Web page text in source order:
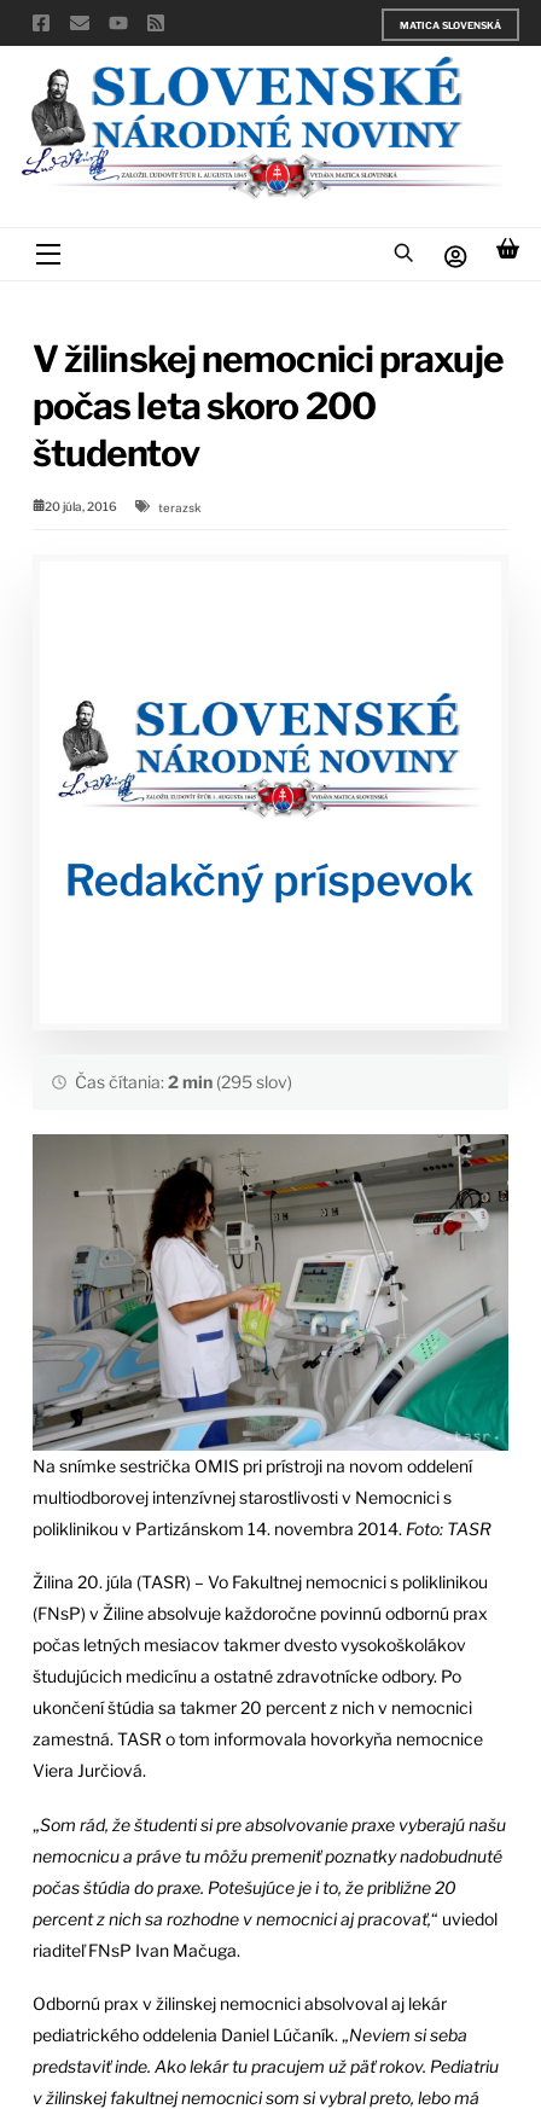
Skip
to
content
MATICA SLOVENSKÁ
Menu
V žilinskej nemocnici praxuje
počas leta skoro 200
študentov
20 júla, 2016 terazsk
Čas čítania:2 min(295 slov)
Na snímke sestrička OMIS pri prístroji na novom oddelení
multiodborovej intenzívnej starostlivosti v Nemocnici s
poliklinikou v Partizánskom 14. novembra 2014. Foto: TASR
Žilina 20. júla (TASR) – Vo Fakultnej nemocnici s poliklinikou
(FNsP) v Žiline absolvuje každoročne povinnú odbornú prax
počas letných mesiacov takmer dvesto vysokoškolákov
študujúcich medicínu a ostatné zdravotnícke odbory. Po
ukončení štúdia sa takmer 20 percent z nich v nemocnici
zamestná. TASR o tom informovala hovorkyňa nemocnice
Viera Jurčiová.
„Som rád, že študenti si pre absolvovanie praxe vyberajú našu
nemocnicu a práve tu môžu premeniť poznatky nadobudnuté
počas štúdia do praxe. Potešujúce je i to, že približne 20
percent z nich sa rozhodne v nemocnici aj pracovať,“ uviedol
riaditeľ FNsP Ivan Mačuga.
Odbornú prax v žilinskej nemocnici absolvoval aj lekár
pediatrického oddelenia Daniel Lúčaník. „Neviem si seba
predstaviť inde. Ako lekár tu pracujem už päť rokov. Pediatriu
v žilinskej fakultnej nemocnici som si vybral preto, lebo má